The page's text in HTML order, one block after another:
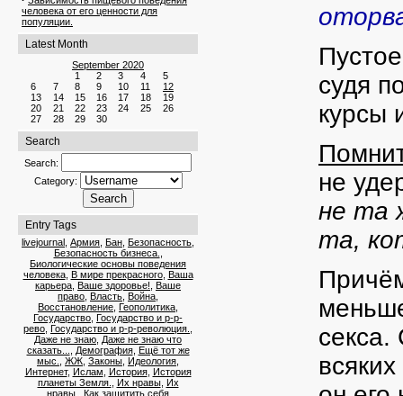
человека от его ценности для
популяции.
Latest Month
September 2020
1
2 3 4
5
6
7 8 9 10 11
12
13
14 15 16 17 18
19
20
21 22 23 24 25
26
27
28 29 30
Search
Search:
Category:
Entry Tags
livejournal Армия Бан Безопасность
Безопасность бизнеса.
Биологические основы поведения
человека, В мире прекрасного, Ваша
карьера Ваше здоровье! Ваше
право Власть Война
Восстановление Геополитика
Государство Государство и р-р-
рево Государство и р-р-революция.
Даже не знаю Даже не знаю что
сказать...
Демография, Ещё тот же
мыс.
ЖЖ Законы Идеология
Интернет, Ислам История, История
планеты Земля.
Их нравы, Их
нравы.
Как защитить себя
судя
курсы
не
не та
та,
секса.